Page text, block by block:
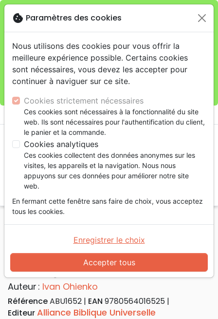
Je veux retirer ma commande au 4, rue Audubon
(Gare de Lyon), Parisclose
warningCette boutique en ligne est limitée au retrait en
magasin.
Pour les livraisons à domicile, veuillez passer vos
commandes sur la boutique La Maison de la Bible
shopping_cart
Accueil Bibles
Portions
Ukrainien, Bible pour enfants - Modèle rigide
Ukrainien, Bible pour enfants
Modèle rigide
Auteur : Ivan Ohienko
RéférenceABU1652 EAN 9780564016525
EditeurAlliance Biblique Universelle
cookie Paramètres des cookies
Nous utilisons des cookies pour vous offrir la
meilleure expérience possible. Certains cookies
sont nécessaires, vous devez les accepter pour
continuer à naviguer sur ce site.
Cookies strictement nécessaires
Ces cookies sont nécessaires à la fonctionnalité du site
web. Ils sont nécessaires pour l'authentification du client,
le panier et la commande.
Cookies analytiques
Ces cookies collectent des données anonymes sur les
visites, les appareils et la navigation. Nous nous
appuyons sur ces données pour améliorer notre site
web.
En fermant cette fenêtre sans faire de choix, vous acceptez
tous les cookies.
Accepter tous
Enregistrer le choix